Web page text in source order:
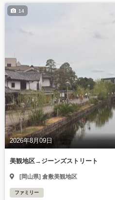
2026年8月09日
14
美観地区→ジーンズストリート
[岡山県] 倉敷美観地区
ファミリー